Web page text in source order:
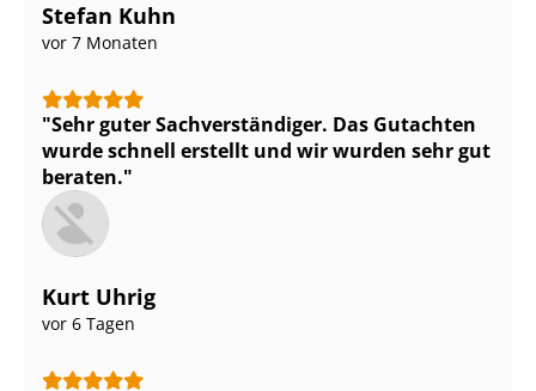
Stefan Kuhn
vor 7 Monaten
Sehr guter Sach­ver­stän­di­ger. Das Gutachten
wurde schnell erstellt und wir wurden sehr gut
beraten.
Kurt Uhrig
vor 6 Tagen